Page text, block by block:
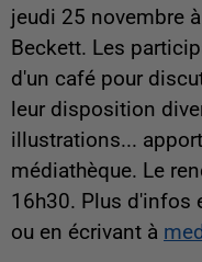
jeudi 25 novembre
Beckett. Les
d'un café pour
leur disposition
illustrations...
médiathèque. Le
16h30. Plus d'infos
ou en écrivant à